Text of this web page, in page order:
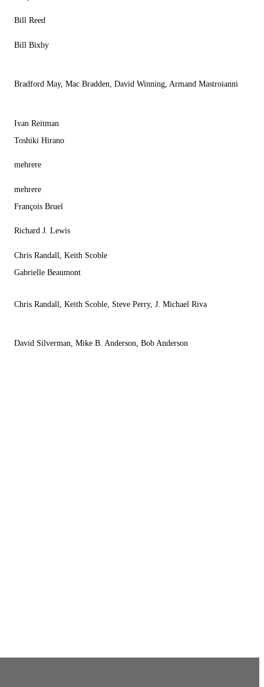
Bill Reed
Bill Bixby
Bradford May, Mac Bradden, David Winning, Armand Mastroianni
Ivan Reitman
Toshiki Hirano
mehrere
mehrere
François Bruel
Richard J. Lewis
Chris Randall, Keith Scoble
Gabrielle Beaumont
Chris Randall, Keith Scoble, Steve Perry, J. Michael Riva
David Silverman, Mike B. Anderson, Bob Anderson